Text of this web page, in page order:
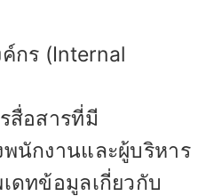
กร (Internal
สื่อสารที่มี
นักงานและผู้บริหาร
ดทข้อมูลเกี่ยวกับ